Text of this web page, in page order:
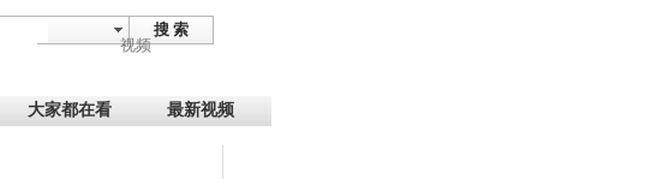
搜 索
视频
大家都在看 最新视频